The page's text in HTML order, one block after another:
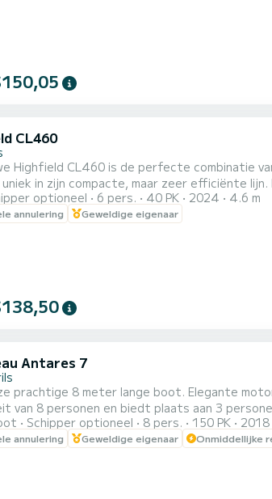
CL460
Highfield CL460 is de perfecte combinatie
in zijn compacte, maar zeer efficiënte
ontwerp is de maximale capaciteit 6
optioneel 6 pers. 40 PK 2024 4.6 m
annulering Geweldige eigenaar
Antares 7
prachtige 8 meter lange boot. Elegante
van 8 personen en biedt plaats aan 3
dagtochten, deze boot verrast door zijn
voor snelle ritten. Goedgekeurd voor
Schipper optioneel 8 pers. 150 PK 2018
annulering Geweldige eigenaar Onmiddellijke